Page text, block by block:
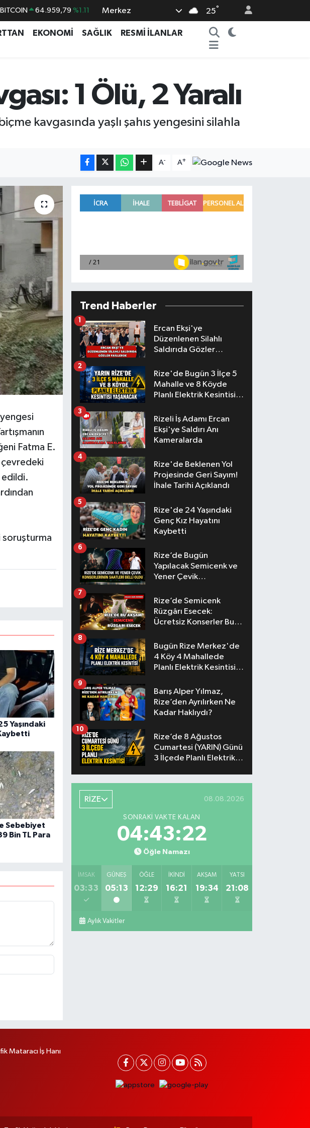
BITCOIN 64.959,79 %1.11
DOLAR 47,7436 %0.18
%0.03
BİST100 13.779
Merkez 25°
EKONOMİ SAĞLIK
RESMİ İLANLAR
1 Ölü, 2 Yaralı
kavgasında yaşlı şahıs yengesini silahla
A- A+
Fatma E.
çevredeki
edildi.
soruşturma
Yaşındaki
Sebebiyet
Bin TL Para
Trend Haberler
Ercan Ekşi'ye
Düzenlenen Silahlı
Saldırıda Gözler
1
Rize'de Bugün 3 İlçe 5
Mahalle ve 8 Köyde
Planlı Elektrik Kesintisi
2
Rizeli İş Adamı Ercan
Ekşi'ye Saldırı Anı
Kameralarda
3
Rize'de Beklenen Yol
Projesinde Geri Sayım!
İhale Tarihi Açıklandı
4
Rize'de 24 Yaşındaki
Genç Kız Hayatını
Kaybetti
5
Rize’de Bugün
Yapılacak Semicenk ve
Yener Çevik
Belli Oldu
6
Rize’de Semicenk
Rüzgârı Esecek:
Ücretsiz Konserler Bu
7
Bugün Rize Merkez'de
4 Köy 4 Mahallede
Planlı Elektrik Kesintisi
8
Barış Alper Yılmaz,
Rize’den Ayrılırken Ne
Kadar Haklıydı?
9
Rize’de 8 Ağustos
Cumartesi (YARIN) Günü
3 İlçede Planlı Elektrik
10
RİZE 08.08.2026
SONRAKI VAKTE KALAN
04:43:22
Öğle Namazı
İMSAK
03:33
GÜNEŞ
05:13
ÖĞLE
12:29
İKINDI
16:21
AKŞAM
19:34
YATSI
21:08
Aylık Vakitler
Mataracı İş Hanı